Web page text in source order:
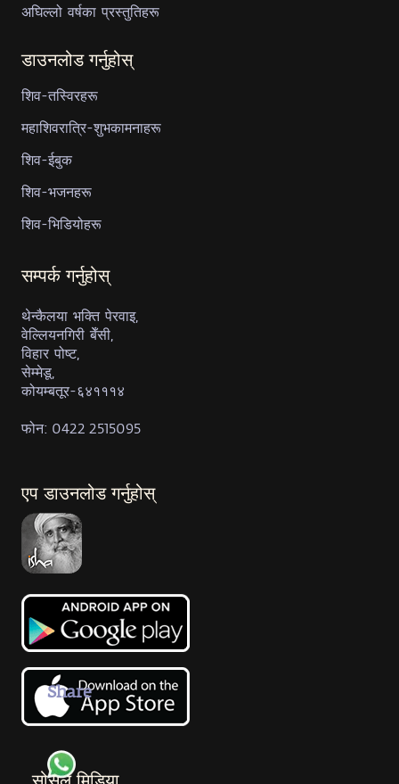
Share
अघिल्लो वर्षका प्रस्तुतिहरू
डाउनलोड गर्नुहोस्
शिव-तस्विरहरू
महाशिवरात्रि-शुभकामनाहरू
शिव-ईबुक
शिव-भजनहरू
शिव-भिडियोहरू
सम्पर्क गर्नुहोस्
थेन्कैलया भक्ति पेरवाइ,
वेल्लियनगिरी बेँसी,
विहार पोष्ट,
सेम्मेडू,
कोयम्बतूर-६४१११४
फोन: 0422 2515095
एप डाउनलोड गर्नुहोस्